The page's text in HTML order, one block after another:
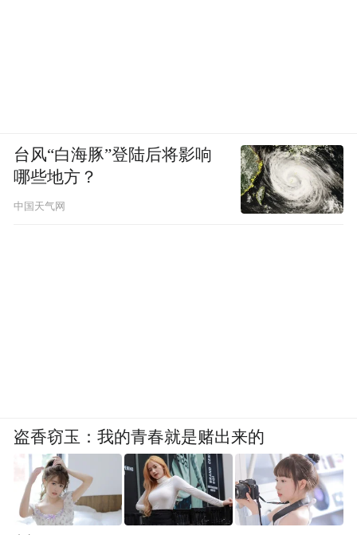
台风“白海豚”登陆后将影响
哪些地方？
中国天气网
盗香窃玉：我的青春就是赌出来的